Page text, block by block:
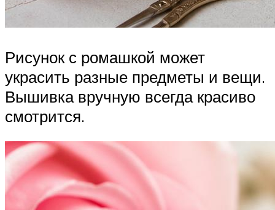
Рисунок с ромашкой может
украсить разные предметы и вещи.
Вышивка вручную всегда красиво
смотрится.